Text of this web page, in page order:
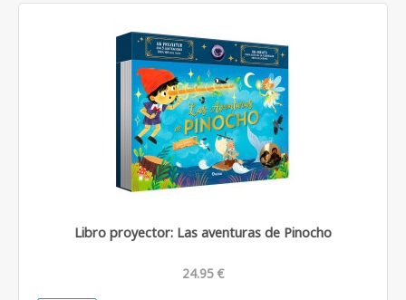
Libro proyector: Las aventuras de Pinocho
24.95 €